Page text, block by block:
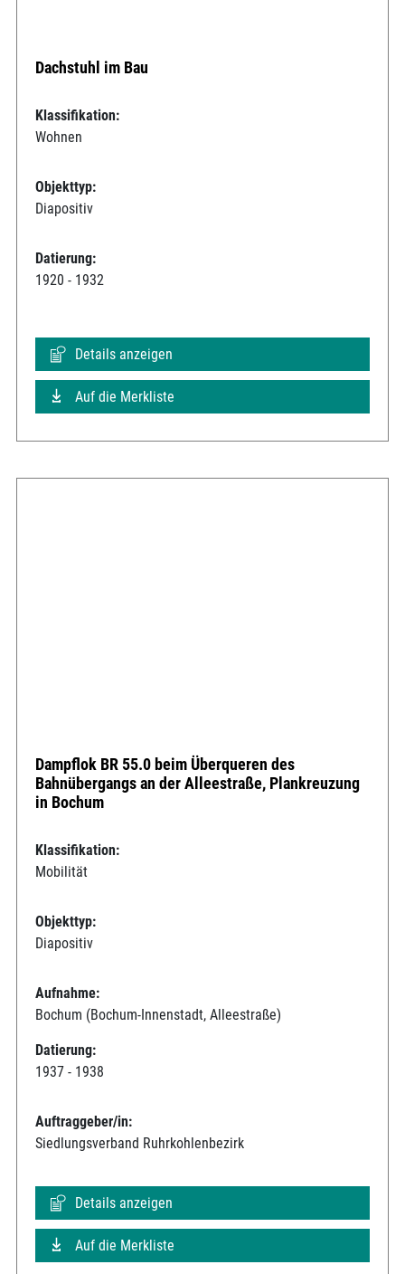
Dachstuhl im Bau
Klassifikation:
Wohnen
Objekttyp:
Diapositiv
Datierung:
1920 - 1932
Details anzeigen
Auf die Merkliste
Dampflok BR 55.0 beim Überqueren des
Bahnübergangs an der Alleestraße, Plankreuzung
in Bochum
Klassifikation:
Mobilität
Objekttyp:
Diapositiv
Aufnahme:
Bochum (Bochum-Innenstadt, Alleestraße)
Datierung:
1937 - 1938
Auftraggeber/in:
Siedlungsverband Ruhrkohlenbezirk
Details anzeigen
Auf die Merkliste